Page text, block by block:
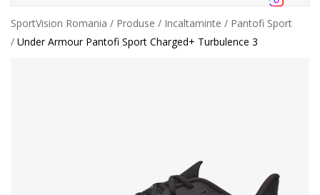
SportVision Romania Produse Incaltaminte
Pantofi Sport
Under Armour Pantofi Sport Charged+ Turbulence 3